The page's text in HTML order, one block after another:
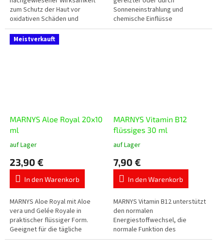
zum Schutz der Haut vor
oxidativen Schäden und
Lichtalterung durch
Umweltverschmutzung, blaues
Licht oder Strahlung...
Sonneneinstrahlung und
chemische Einflüsse
beanspruchter Haut. Ideal bei
Meistverkauft
MARNYS Aloe Royal 20x10
ml
Die
Produktbewertung
ist
5,0
5
Sternen.
auf Lager
23,90 €
In den Warenkorb
MARNYS Aloe Royal mit Aloe
vera und Gelée Royale in
praktischer flüssiger Form.
Geeignet für die tägliche
Unterstützung von Vitalität und
MARNYS Vitamin B12
flüssiges 30 ml
Die
Produktbewertung
ist
5,0
5
Sternen.
auf Lager
7,90 €
In den Warenkorb
MARNYS Vitamin B12 unterstützt
den normalen
Energiestoffwechsel, die
normale Funktion des
Nervensystems, die normale